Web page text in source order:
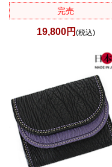
完売
19,800円 (税込)